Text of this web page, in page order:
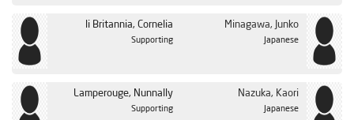
li Britannia, Cornelia
Supporting
Minagawa, Junko
Japanese
Lamperouge, Nunnally
Supporting
Nazuka, Kaori
Japanese